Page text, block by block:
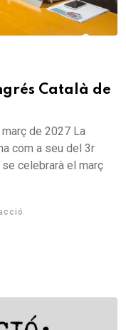
Català de
de 2027 La
com a seu del 3r
celebrarà el març